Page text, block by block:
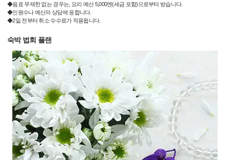
◆음료 무제한 없는 경우는, 요리 예산 5,000엔(세금 포함)으로부터 받습니다.
◆인원수나 예산의 상담에 응합니다.
◆2일 전부터 취소 수수료가 적용됩니다.
숙박 법회 플랜